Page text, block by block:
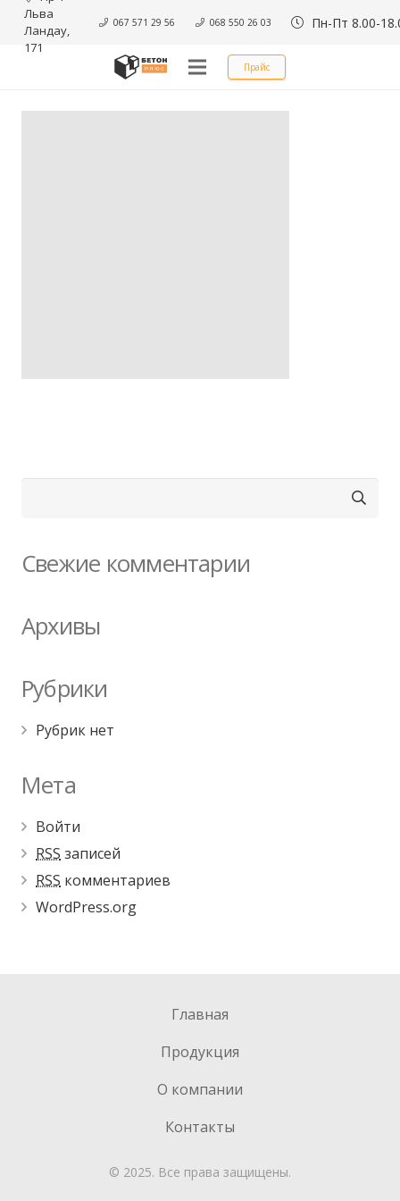
Льва
Ландау,
171
067 571 29 56 068 550 26 03 Пн-Пт 8.00-
Прайс
Свежие комментарии
Архивы
Рубрики
Рубрик нет
Мета
Войти
RSS записей
RSS комментариев
WordPress.org
Главная
Продукция
О компании
Контакты
© 2025. Все права защищены.